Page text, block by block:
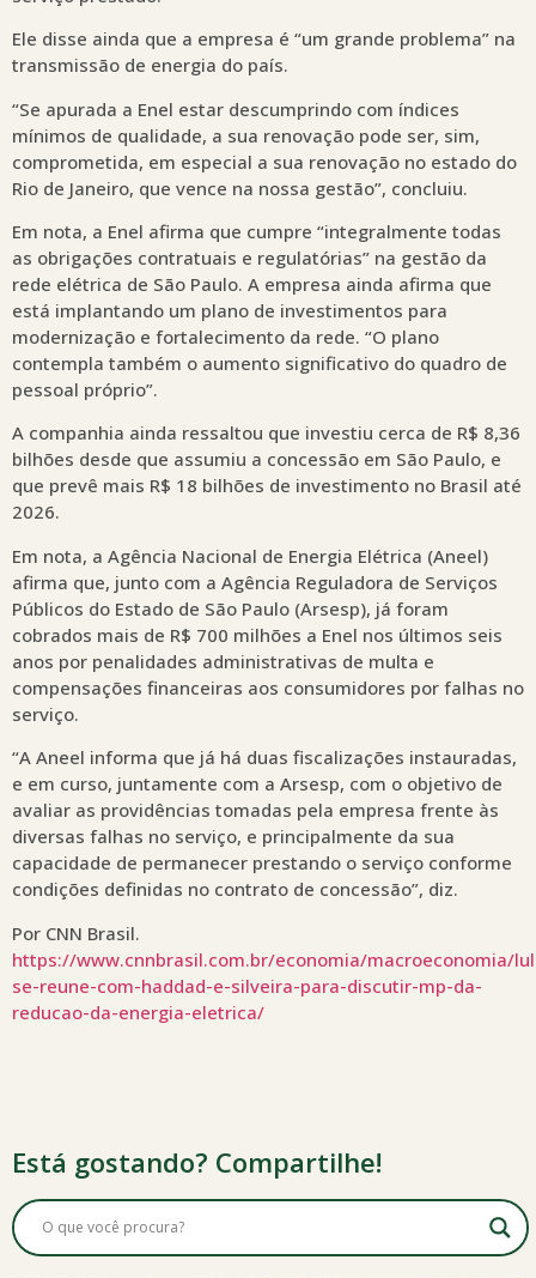
Ele disse ainda que a empresa é “um grande problema” na
transmissão de energia do país.
“Se apurada a Enel estar descumprindo com índices
mínimos de qualidade, a sua renovação pode ser, sim,
comprometida, em especial a sua renovação no estado do
Rio de Janeiro, que vence na nossa gestão”, concluiu.
Em nota, a Enel afirma que cumpre “integralmente todas
as obrigações contratuais e regulatórias” na gestão da
rede elétrica de São Paulo. A empresa ainda afirma que
está implantando um plano de investimentos para
modernização e fortalecimento da rede. “O plano
contempla também o aumento significativo do quadro de
pessoal próprio”.
A companhia ainda ressaltou que investiu cerca de R$ 8,36
bilhões desde que assumiu a concessão em São Paulo, e
que prevê mais R$ 18 bilhões de investimento no Brasil até
2026.
Em nota, a Agência Nacional de Energia Elétrica (Aneel)
afirma que, junto com a Agência Reguladora de Serviços
Públicos do Estado de São Paulo (Arsesp), já foram
cobrados mais de R$ 700 milhões a Enel nos últimos seis
anos por penalidades administrativas de multa e
compensações financeiras aos consumidores por falhas no
serviço.
“A Aneel informa que já há duas fiscalizações instauradas,
e em curso, juntamente com a Arsesp, com o objetivo de
avaliar as providências tomadas pela empresa frente às
diversas falhas no serviço, e principalmente da sua
capacidade de permanecer prestando o serviço conforme
condições definidas no contrato de concessão”, diz.
Por CNN Brasil.
https://www.cnnbrasil.com.br/economia/macroeconomia/
se-reune-com-haddad-e-silveira-para-discutir-mp-da-
reducao-da-energia-eletrica/
Está gostando? Compartilhe!